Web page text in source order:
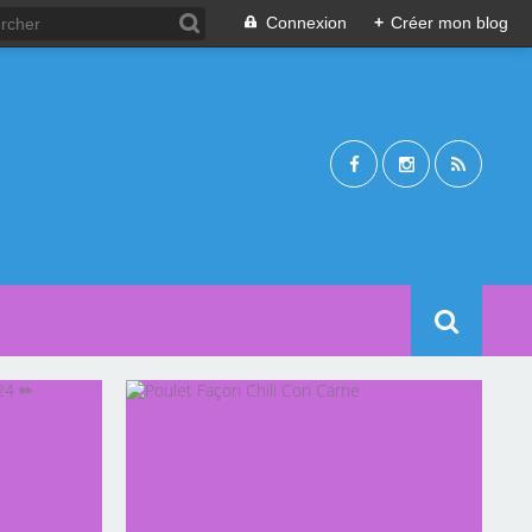
Connexion + Créer mon blog